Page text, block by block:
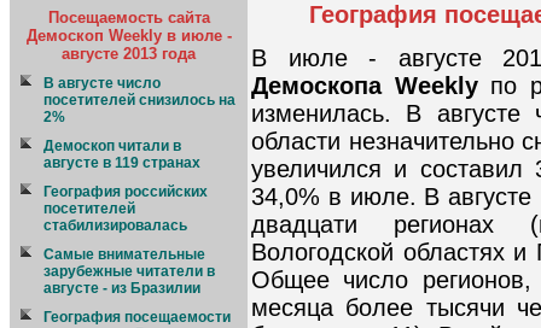
Посещаемость сайта
Демоскоп Weekly в июле -
августе 2013 года
В августе число
посетителей снизилось на
2%
Демоскоп читали в
августе в 119 странах
География российских
посетителей
стабилизировалась
Самые внимательные
зарубежные читатели в
августе - из Бразилии
География посещаемости
География
В июле - августе
Демоскопа Weeklyпо
изменилась. В
области незначительно
увеличился и
34,0% в июле. В августе
двадцати регионах
Вологодской областях
Общее число
месяца более тысячи